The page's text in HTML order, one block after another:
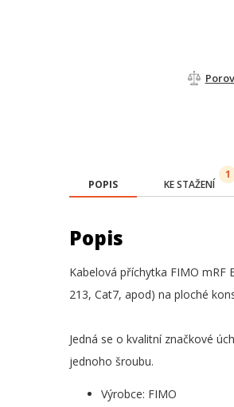
POPIS KE STAŽENÍ
1
Popis
Kabelová příchytka FIMO mRF
213, Cat7, apod) na ploché
Jedná se o kvalitní značkové
jednoho šroubu.
Výrobce: FIMO